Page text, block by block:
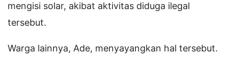
mengisi solar, akibat aktivitas diduga ilegal
tersebut.
Warga lainnya, Ade, menyayangkan hal tersebut.